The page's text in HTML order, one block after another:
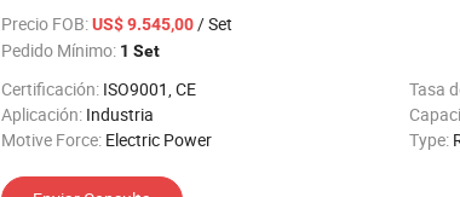
Precio FOB:US$ 9.545,00 / Set
Pedido Mínimo: 1 Set
Certificación: ISO9001, CE Tasa
Aplicación: Industria
Motive Force: Electric Power Type: